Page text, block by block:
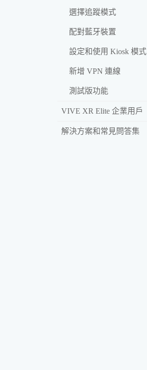
選擇追蹤模式
配對藍牙裝置
設定和使用 Kiosk 模式
新增 VPN 連線
測試版功能
VIVE XR Elite 企業用戶
解決方案和常見問答集